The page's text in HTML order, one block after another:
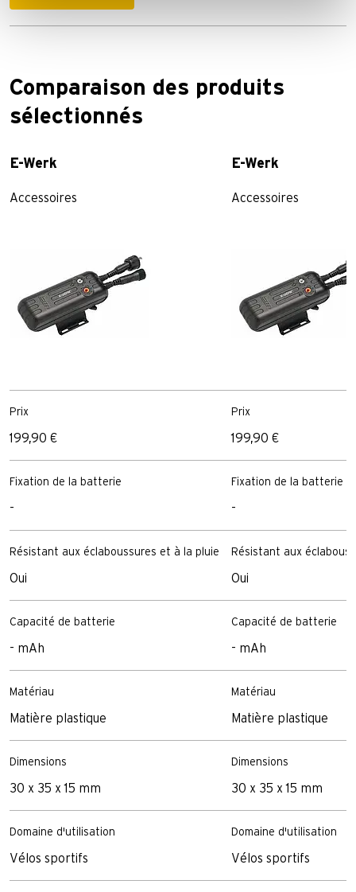
Comparaison des produits
sélectionnés
E-Werk
Accessoires
Prix
199,90 €
Fixation de la batterie
-
Résistant aux éclaboussures et à la pluie
Oui
Capacité de batterie
- mAh
Matériau
Matière plastique
Dimensions
30 x 35 x 15 mm
Domaine d'utilisation
Vélos sportifs
E-Werk
Accessoires
Prix
199,90 €
Fixation de la batterie
-
Résistant aux
Oui
Capacité de batterie
- mAh
Matériau
Matière plastique
Dimensions
30 x 35 x 15 mm
Domaine d'utilisation
Vélos sportifs